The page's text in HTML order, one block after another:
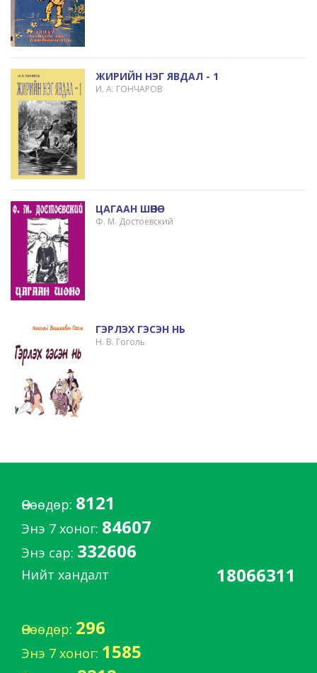
ЖИРИЙН НЭГ ЯВДАЛ - 1
И. А. ГОНЧАРОВ
ЦАГААН ШӨНӨ
Ф. М. Достоевский
ГЭРЛЭХ ГЭСЭН НЬ
Н. В. Гоголь
Өнөөдөр: 8121
Энэ 7 хоног: 84607
Энэ сар: 332606
Нийт хандалт 18066311
Өнөөдөр: 296
Энэ 7 хоног: 1585